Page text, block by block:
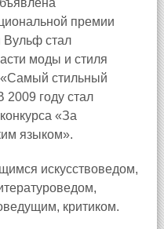
премии
стал
моды и стиля
стильный
году стал
«За
языком».
искусствоведом,
критиком.